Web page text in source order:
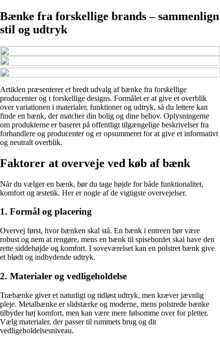
Bænke fra forskellige brands – sammenlign
stil og udtryk
Artiklen præsenterer et bredt udvalg af bænke fra forskellige
producenter og i forskellige designs. Formålet er at give et overblik
over variationen i materialer, funktioner og udtryk, så du lettere kan
finde en bænk, der matcher din bolig og dine behov. Oplysningerne
om produkterne er baseret på offentligt tilgængelige beskrivelser fra
forhandlere og producenter og er opsummeret for at give et informativt
og neutralt overblik.
Faktorer at overveje ved køb af bænk
Når du vælger en bænk, bør du tage højde for både funktionalitet,
komfort og æstetik. Her er nogle af de vigtigste overvejelser.
1. Formål og placering
Overvej først, hvor bænken skal stå. En bænk i entreen bør være
robust og nem at rengøre, mens en bænk til spisebordet skal have den
rette siddehøjde og komfort. I soveværelset kan en polstret bænk give
et blødt og indbydende udtryk.
2. Materialer og vedligeholdelse
Træbænke giver et naturligt og tidløst udtryk, men kræver jævnlig
pleje. Metalbænke er slidstærke og moderne, mens polstrede bænke
tilbyder høj komfort, men kan være mere følsomme over for pletter.
Vælg materialer, der passer til rummets brug og dit
vedligeholdelsesniveau.